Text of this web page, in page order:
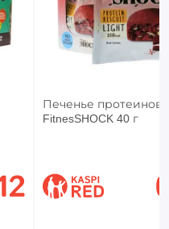
Печенье
FitnesSHOCK 40 г